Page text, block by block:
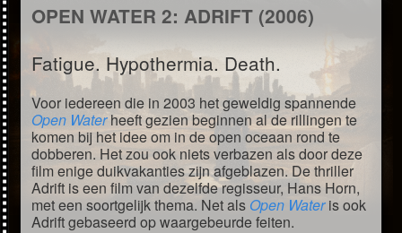
OPEN WATER 2: ADRIFT (2006)
Fatigue. Hypothermia. Death.
Voor iedereen die in 2003 het geweldig spannende
Open Waterheeft gezien beginnen al de rillingen te
komen bij het idee om in de open oceaan rond te
dobberen. Het zou ook niets verbazen als door deze
film enige duikvakanties zijn afgeblazen. De thriller
Adrift is een film van dezelfde regisseur, Hans Horn,
met een soortgelijk thema. Net als Open Wateris ook
Adrift gebaseerd op waargebeurde feiten.